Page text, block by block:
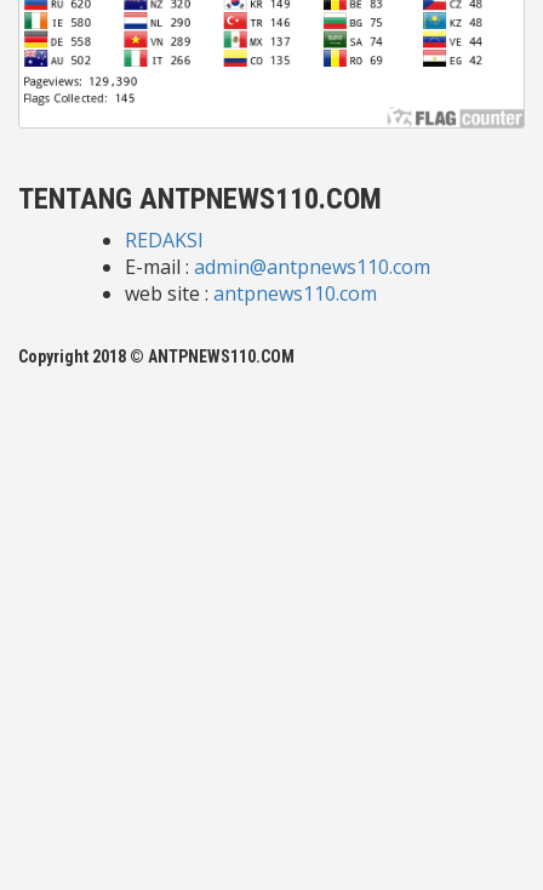
TENTANG ANTPNEWS110.COM
REDAKSI
E-mail : admin@antpnews110.com
web site : antpnews110.com
Copyright 2018 © ANTPNEWS110.COM